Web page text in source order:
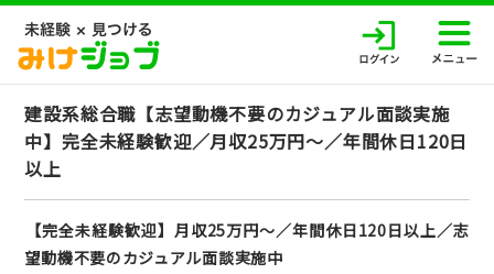
建設系総合職【志望動機不要のカジュアル面談実施
中】完全未経験歓迎／月収25万円～／年間休日120日
以上
【完全未経験歓迎】月収25万円～／年間休日120日以上／志
望動機不要のカジュアル面談実施中